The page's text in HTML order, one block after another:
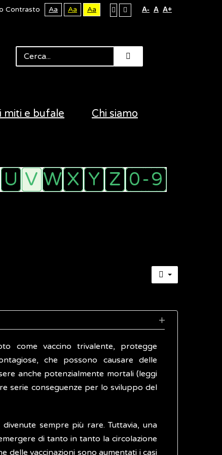
Contrasto Aa Aa Aa A- A A+
miti e bufale Chi siamo
come vaccino trivalente, protegge
che possono causare delle
anche potenzialmente mortali (leggi
serie conseguenze per lo sviluppo del
sempre più rare. Tuttavia, una
di tanto in tanto la circolazione
delle vaccinazioni sono aumentati i casi